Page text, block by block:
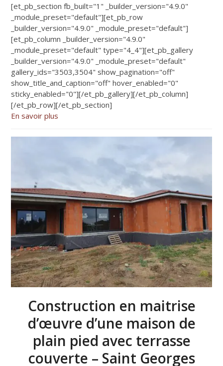
[et_pb_section fb_built="1" _builder_version="4.9.0"
_module_preset="default"][et_pb_row
_builder_version="4.9.0" _module_preset="default"]
[et_pb_column _builder_version="4.9.0"
_module_preset="default" type="4_4"][et_pb_gallery
_builder_version="4.9.0" _module_preset="default"
gallery_ids="3503,3504" show_pagination="off"
show_title_and_caption="off" hover_enabled="0"
sticky_enabled="0"][/et_pb_gallery][/et_pb_column]
[/et_pb_row][/et_pb_section]
En savoir plus
Construction en maitrise
d’œuvre d’une maison de
plain pied avec terrasse
couverte – Saint Georges